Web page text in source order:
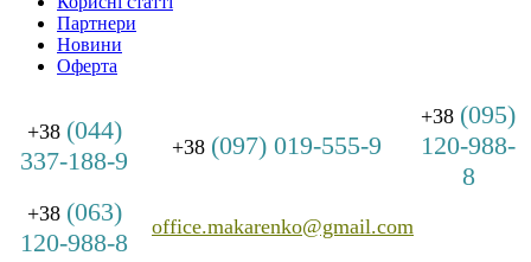
Партнери
Новини
Оферта
+38 (044)
337-188-9
+38 (097) 019-555-9
+38 (095)
120-988-
8
+38 (063)
120-988-8
office.makarenko@gmail.com